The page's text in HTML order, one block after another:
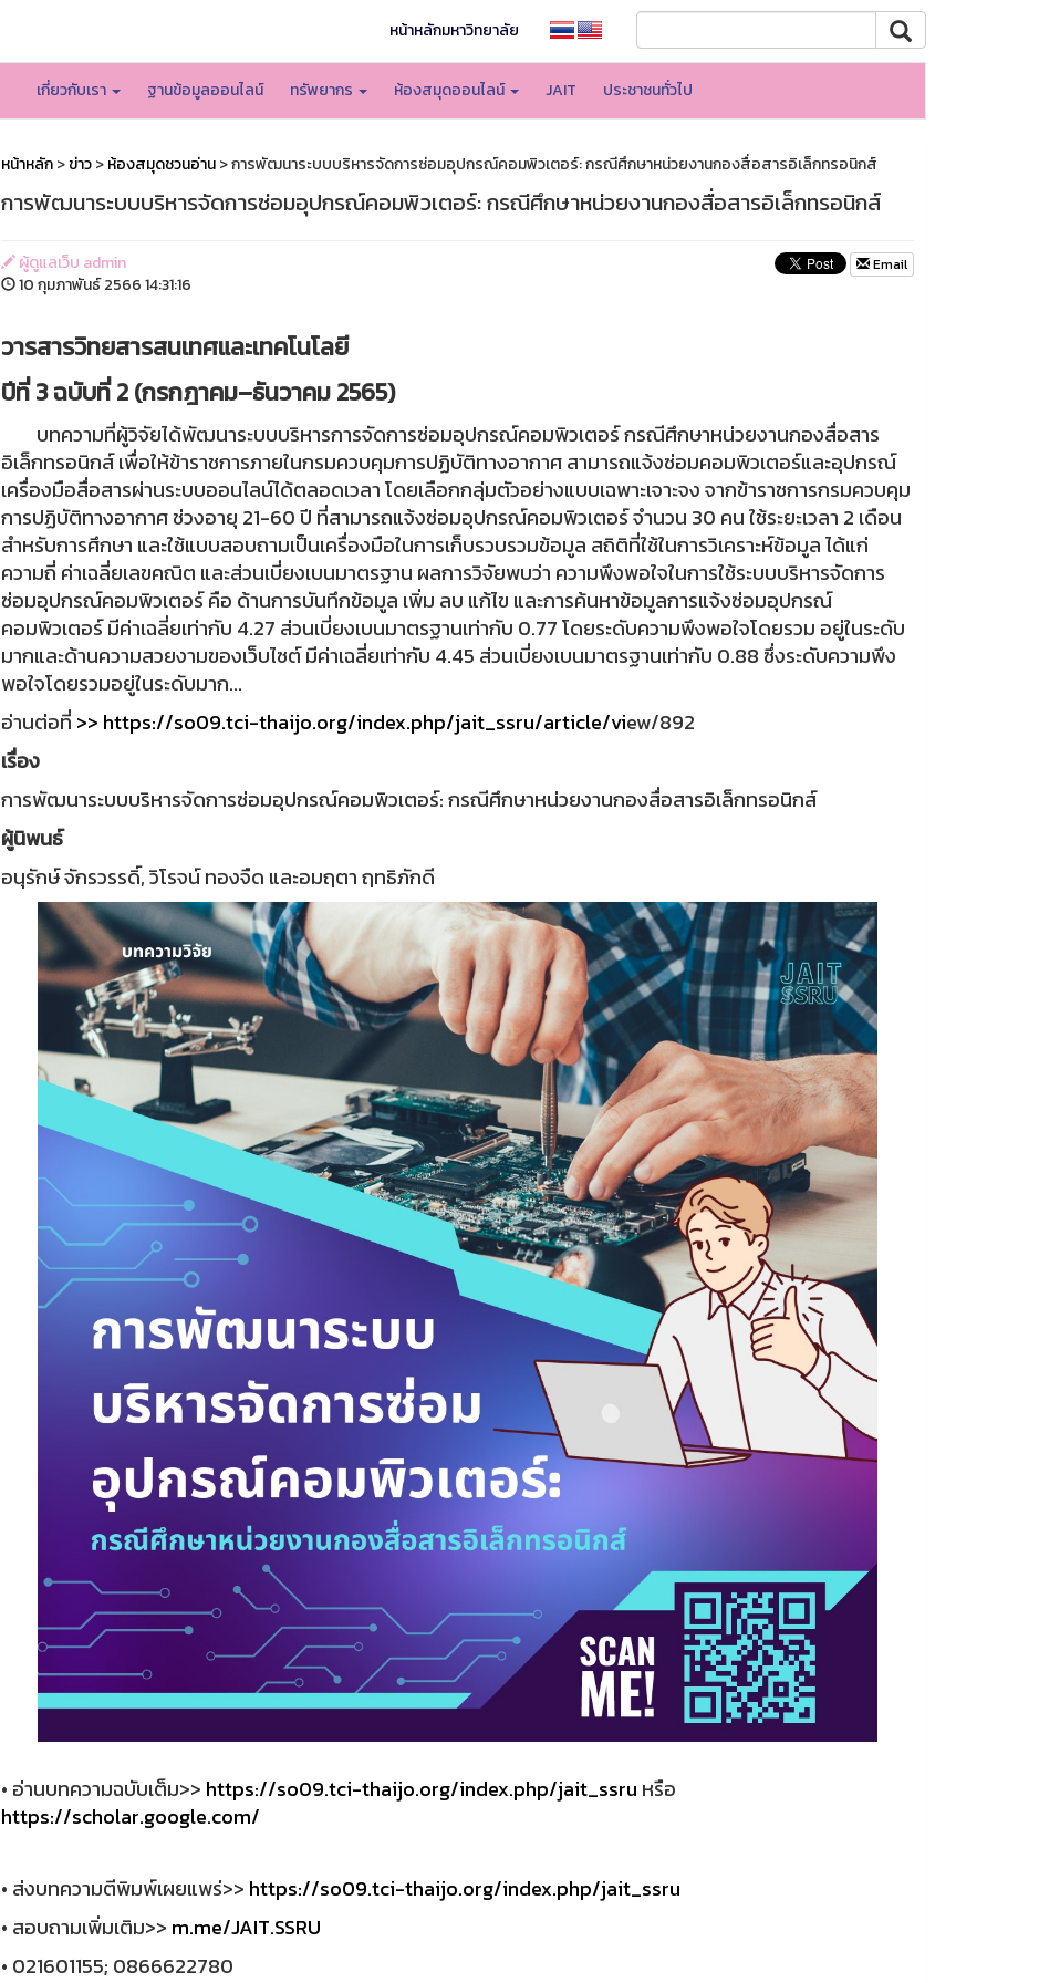
หน้าหลักมหาวิทยาลัย
เกี่ยวกับเรา ฐานข้อมูลออนไลน์ ทรัพยากร ห้องสมุดออนไลน์ JAIT ประชาชนทั่วไป
หน้าหลัก>ข่าว>ห้องสมุดชวนอ่าน> การพัฒนาระบบบริหารจัดการซ่อมอุปกรณ์คอมพิวเตอร์: กรณีศึกษาหน่วยงานกองสื่อสารอิเล็กทรอนิกส์
การพัฒนาระบบบริหารจัดการซ่อมอุปกรณ์คอมพิวเตอร์: กรณีศึกษาหน่วยงานกองสื่อสารอิเล็กทรอนิกส์
ผู้ดูแลเว็บ admin
10 กุมภาพันธ์ 2566 14:31:16
Email
วารสารวิทยสารสนเทศและเทคโนโลยี
ปีที่ 3 ฉบับที่ 2 (กรกฎาคม–ธันวาคม 2565)
บทความที่ผู้วิจัยได้พัฒนาระบบบริหารการจัดการซ่อมอุปกรณ์คอมพิวเตอร์ กรณีศึกษาหน่วยงานกองสื่อสาร
อิเล็กทรอนิกส์ เพื่อให้ข้าราชการภายในกรมควบคุมการปฏิบัติทางอากาศ สามารถแจ้งซ่อมคอมพิวเตอร์และอุปกรณ์
เครื่องมือสื่อสารผ่านระบบออนไลน์ได้ตลอดเวลา โดยเลือกกลุ่มตัวอย่างแบบเฉพาะเจาะจง จากข้าราชการกรมควบคุม
การปฏิบัติทางอากาศ ช่วงอายุ 21-60 ปี ที่สามารถแจ้งซ่อมอุปกรณ์คอมพิวเตอร์ จำนวน 30 คน ใช้ระยะเวลา 2 เดือน
สำหรับการศึกษา และใช้แบบสอบถามเป็นเครื่องมือในการเก็บรวบรวมข้อมูล สถิติที่ใช้ในการวิเคราะห์ข้อมูล ได้แก่
ความถี่ ค่าเฉลี่ยเลขคณิต และส่วนเบี่ยงเบนมาตรฐาน ผลการวิจัยพบว่า ความพึงพอใจในการใช้ระบบบริหารจัดการ
ซ่อมอุปกรณ์คอมพิวเตอร์ คือ ด้านการบันทึกข้อมูล เพิ่ม ลบ แก้ไข และการค้นหาข้อมูลการแจ้งซ่อมอุปกรณ์
คอมพิวเตอร์ มีค่าเฉลี่ยเท่ากับ 4.27 ส่วนเบี่ยงเบนมาตรฐานเท่ากับ 0.77 โดยระดับความพึงพอใจโดยรวม อยู่ในระดับ
มากและด้านความสวยงามของเว็บไซต์ มีค่าเฉลี่ยเท่ากับ 4.45 ส่วนเบี่ยงเบนมาตรฐานเท่ากับ 0.88 ซึ่งระดับความพึง
พอใจโดยรวมอยู่ในระดับมาก...
อ่านต่อท ี่ >> https://so09.tci-thaijo.org/index.php/jait_ssru/article/view/892
เรื่อง
การพัฒนาระบบบริหารจัดการซ่อมอุปกรณ์คอมพิวเตอร์: กรณีศึกษาหน่วยงานกองสื่อสารอิเล็กทรอนิกส์
ผู้นิพนธ์
อนุรักษ์ จักรวรรดิ์, วิโรจน์ ทองจืด และอมฤตา ฤทธิภักดี
• อ่านบทความฉบับเต็ม>> https://so09.tci-thaijo.org/index.php/jait_ssru หรือ
https://scholar.google.com/
• ส่งบทความตีพิมพ์เผยแพร่>> https://so09.tci-thaijo.org/index.php/jait_ssru
• สอบถามเพิ่มเติม>> m.me/JAIT.SSRU
• 021601155; 0866622780